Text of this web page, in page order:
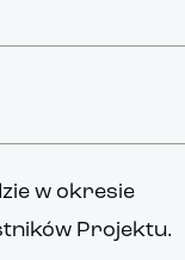
w okresie
Projektu.